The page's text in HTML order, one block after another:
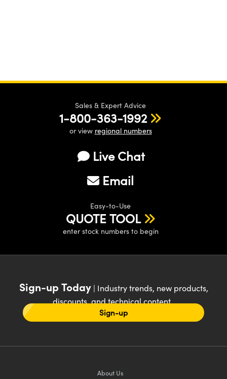
Sales & Expert Advice
1-800-363-1992
or view regional numbers
Live Chat
Email
Easy-to-Use
QUOTE TOOL
enter stock numbers to begin
Sign-up Today| Industry trends, new products,
discounts, and technical content
Sign-up
About Us